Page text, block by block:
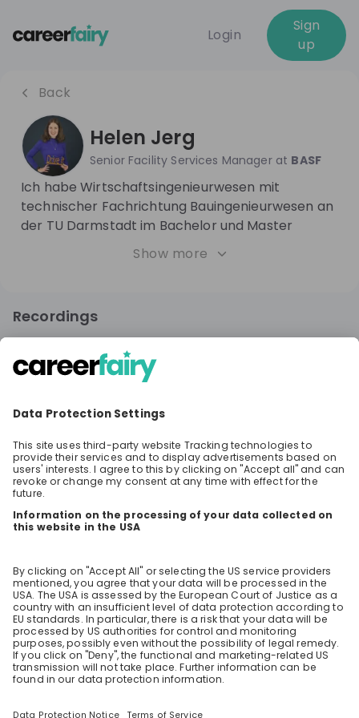
Login
Sign
up
Back
Helen Jerg
Senior Facility Services Managerat BASF
Ich habe Wirtschaftsingenieurwesen mit
technischer Fachrichtung Bauingenieurwesen an
der TU Darmstadt im Bachelor und Master
studiert. 2021 bin ich bei BASF als Trainee Real
Estate und Civil Engineering in der Bautechnik
TGA für Büro-, Werkstatt- und Lagergebäude am
Standort Ludwigshafen.
Show more
Recordings
1 year ago
BASF
Karrierewege in der Technischen
Finde heraus, ob der TGA-Bereich deine
Zukunft sein könnte – erhalte exklusive
Insider-Tipps von unseren Expert:innen! 🔍 Wie
entstehen moderne, sichere und nachhaltige
Gebäude? Ob Labore, Bürogebäude oder
mehr Technik, als du denkst! Die Technische
Gebäudeausrüstung (TGA) sorgt dafür, dass
sind. Dazu gehören unter anderem: •
Lüftungs-, Heiz- und Klimatechnik: Für
angenehme Temperaturen und Luftqualität •
Sicherheitstechnik: Brandschutzsysteme und
Feuerlöscheinrichtungen •
Versorgungssysteme: Wasser-, Strom- und IT-
Netzwerke • Nachhaltige Lösungen: Smarte
Technologien für mehr Energieeffizienz 🚧
der größten Chemiekonzerne der Welt
DE Other